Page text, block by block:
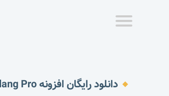
دانلود رایگان افزونه Polylang Pro، پلاگین چند زبانگی